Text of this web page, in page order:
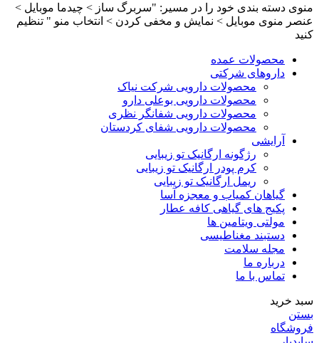
منوی دسته بندی خود را در مسیر: "سربرگ ساز > چیدما موبایل >
عنصر منوی موبایل > نمایش و مخفی کردن > انتخاب منو " تنظیم
کنید
محصولات عمده
داروهای شرکتی
محصولات دارویی شرکت نیاک
محصولات دارویی بوعلی دارو
محصولات دارویی شفانگر نظری
محصولات دارویی شفای کردستان
آرایشی
رژگونه ارگانیک تو زیبایی
کرم پودر ارگانیک تو زیبایی
ریمل ارگانیک تو زیبایی
گیاهان کمیاب و معجزه آسا
پکیج های گیاهی کافه عطار
مولتی ویتامین ها
دستبند مغناطیسی
مجله سلامت
درباره ما
تماس با ما
سبد خرید
بستن
فروشگاه